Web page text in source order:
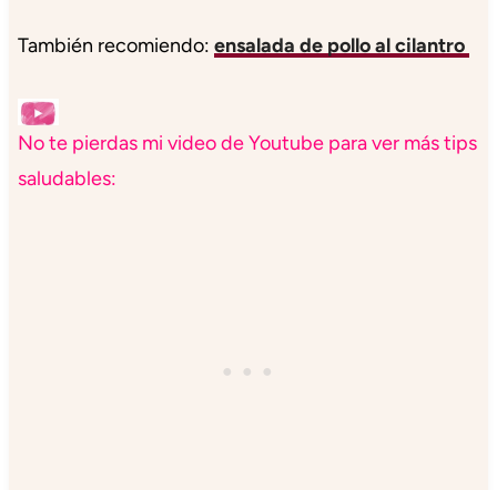
También recomiendo: ensalada de pollo al cilantro
No te pierdas mi video de Youtube para ver más tips
saludables: